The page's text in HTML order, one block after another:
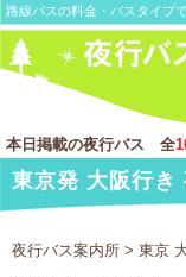
路線バスの料金・バスタイプ
本日掲載の夜行バス 全
東京発 大阪行き
夜行バス案内所 > 東京